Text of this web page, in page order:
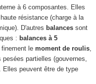
à 6 composantes. Elles
résistance (charge à la
D'autres balances sont
: balances à 5
le moment de roulis,
partielles (gouvernes,
Elles peuvent être de type